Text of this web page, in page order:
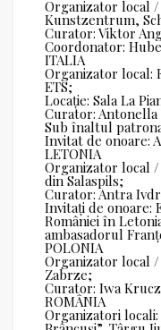
Organizator local
Kunstzentrum,
Curator: Viktor
Coordonator:
ITALIA
Organizator local:
ETS;
Locație: Sala La
Curator:
Sub înaltul
Invitat de onoare:
LETONIA
Organizator local /
din Salaspils;
Curator: Antra
Invitați de onoare:
României în
ambasadorul
POLONIA
Organizator local /
Zabrze;
Curator: Iwa
ROMÂNIA
Organizatori